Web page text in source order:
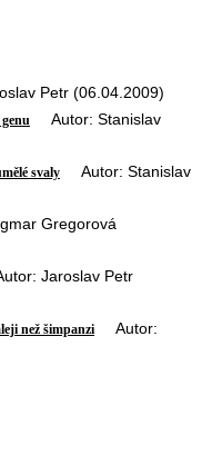
Petr (06.04.2009)
Autor: Stanislav
svaly Autor: Stanislav
Gregorová
Jaroslav Petr
než šimpanzi Autor: